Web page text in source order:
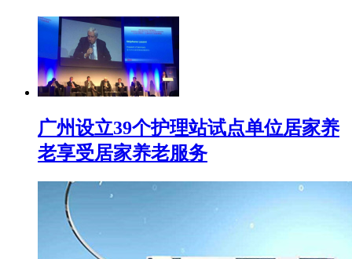
广州设立39个护理站试点单位居家养
老享受居家养老服务